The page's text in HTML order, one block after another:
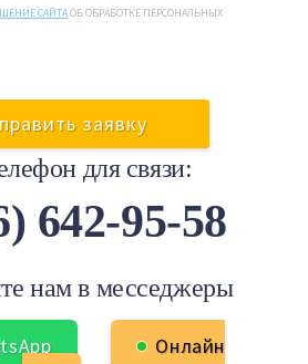
САЙТАОБ ОБРАБОТКЕ ПЕРСОНАЛЬНЫХ
для связи:
642-95-58
нам в месседжеры
Онлайн